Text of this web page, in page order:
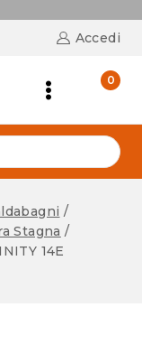
Accedi
0
/
Stagna /
14E